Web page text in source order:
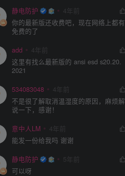
石油化工企业防雷和防静电接地检测实施方法
静电防护 4年前
你的最新版还收费吧，现在网络上都有
免费的了
add 4年前
这里有找么最新版的 ansi esd s20.20.
2021
534083048 4年前
不是很了解取消温湿度的原因，麻烦解
说一下，感谢！
意中人LM 4年前
能发一份给我吗 谢谢
静电防护 5年前
可以呀